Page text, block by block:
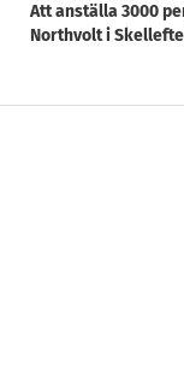
Att anställa 3000
Northvolt i